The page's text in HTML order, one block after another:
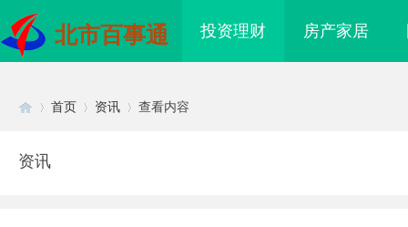
北市百事通 投资理财 房产家居
首页 资讯 查看内容
资讯